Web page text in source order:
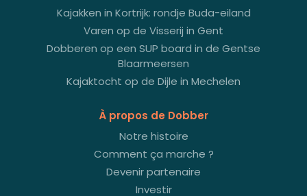
Kajakken in Kortrijk: rondje Buda-eiland
Varen op de Visserij in Gent
Dobberen op een SUP board in de Gentse
Blaarmeersen
Kajaktocht op de Dijle in Mechelen
À propos de Dobber
Notre histoire
Comment ça marche ?
Devenir partenaire
Investir